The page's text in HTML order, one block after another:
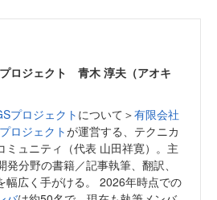
ロジェクト 青木 淳夫（アオキ
プロジェクト について＞有限会社
ロジェクトが運営する、テクニカ
ミュニティ（代表 山田祥寛）。主
発分野の書籍／記事執筆、翻訳、
幅広く手がける。 2026年時点での